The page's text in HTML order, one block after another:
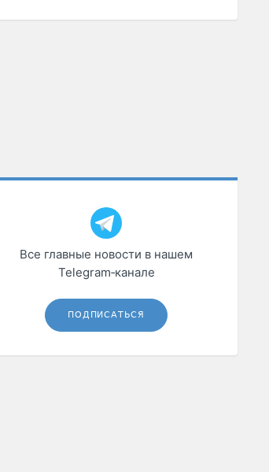
Все главные новости в нашем
Telegram‑канале
ПОДПИСАТЬСЯ